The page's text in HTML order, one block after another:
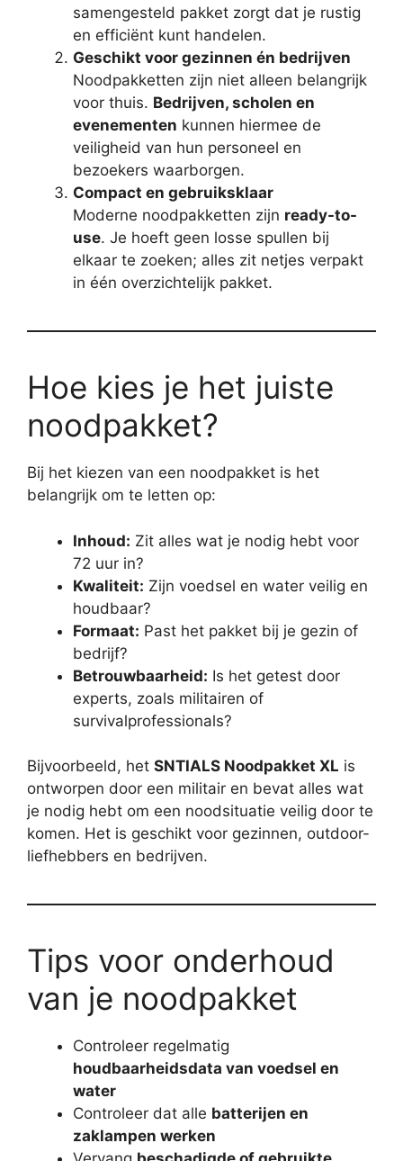
samengesteld pakket zorgt dat je rustig
en efficiënt kunt handelen.
Geschikt voor gezinnen én bedrijven
Noodpakketten zijn niet alleen belangrijk
voor thuis. Bedrijven, scholen en
evenementen kunnen hiermee de
veiligheid van hun personeel en
bezoekers waarborgen.
Compact en gebruiksklaar
Moderne noodpakketten zijn ready-to-
use. Je hoeft geen losse spullen bij
elkaar te zoeken; alles zit netjes verpakt
in één overzichtelijk pakket.
Hoe kies je het juiste
noodpakket?
Bij het kiezen van een noodpakket is het
belangrijk om te letten op:
Inhoud: Zit alles wat je nodig hebt voor
72 uur in?
Kwaliteit: Zijn voedsel en water veilig en
houdbaar?
Formaat: Past het pakket bij je gezin of
bedrijf?
Betrouwbaarheid: Is het getest door
experts, zoals militairen of
survivalprofessionals?
Bijvoorbeeld, het SNTIALS Noodpakket XL is
ontworpen door een militair en bevat alles wat
je nodig hebt om een noodsituatie veilig door te
komen. Het is geschikt voor gezinnen, outdoor-
liefhebbers en bedrijven.
Tips voor onderhoud
van je noodpakket
Controleer regelmatig
houdbaarheidsdata van voedsel en
water
Controleer dat alle batterijen en
zaklampen werken